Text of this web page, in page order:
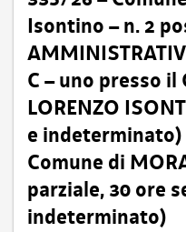
Isontino – n. 2
C – uno presso il
LORENZO
e
Comune di
parziale, 30 ore
indeterminato)